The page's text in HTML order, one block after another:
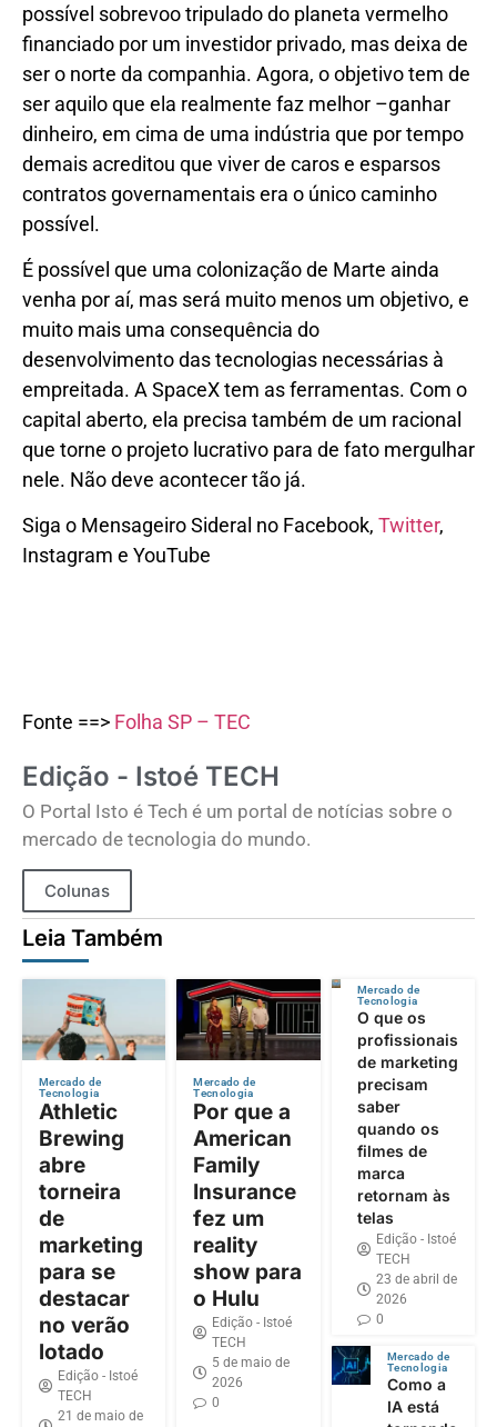
possível sobrevoo tripulado do planeta vermelho
financiado por um investidor privado, mas deixa de
ser o norte da companhia. Agora, o objetivo tem de
ser aquilo que ela realmente faz melhor –ganhar
dinheiro, em cima de uma indústria que por tempo
demais acreditou que viver de caros e esparsos
contratos governamentais era o único caminho
possível.
É possível que uma colonização de Marte ainda
venha por aí, mas será muito menos um objetivo, e
muito mais uma consequência do
desenvolvimento das tecnologias necessárias à
empreitada. A SpaceX tem as ferramentas. Com o
capital aberto, ela precisa também de um racional
que torne o projeto lucrativo para de fato mergulhar
nele. Não deve acontecer tão já.
Siga o Mensageiro Sideral no Facebook, Twitter,
Instagram e YouTube
Fonte ==> Folha SP – TEC
Edição - Istoé TECH
O Portal Isto é Tech é um portal de notícias sobre o
mercado de tecnologia do mundo.
Colunas
Leia Também
Mercado de
Tecnologia
Athletic
Brewing
abre
torneira
de
marketing
para se
destacar
no verão
lotado
Edição - Istoé
TECH
21 de maio de
Mercado de
Tecnologia
Por que a
American
Family
Insurance
fez um
reality
show para
o Hulu
Edição - Istoé
TECH
5 de maio de
2026
0
Mercado de
Tecnologia
O que os
profissionais
de marketing
precisam
saber
quando os
filmes de
marca
retornam às
telas
Edição - Istoé
TECH
23 de abril de
2026
0
Mercado de
Tecnologia
Como a
IA está